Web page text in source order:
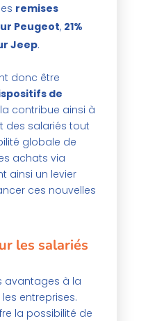
remises
Peugeot, 21%
Jeep.
donc être
de
contribue ainsi à
des salariés tout
globale de
achats via
ainsi un levier
ces nouvelles
les salariés
avantages à la
entreprises.
la possibilité de